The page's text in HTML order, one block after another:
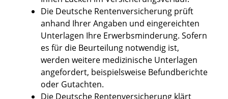
Die Deutsche Rentenversicherung prüft
anhand Ihrer Angaben und eingereichten
Unterlagen Ihre Erwerbsminderung. Sofern
es für die Beurteilung notwendig ist,
werden weitere medizinische Unterlagen
angefordert, beispielsweise Befundberichte
oder Gutachten.
Die Deutsche Rentenversicherung klärt